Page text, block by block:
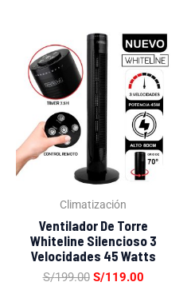
Climatización
Ventilador De Torre
Whiteline Silencioso 3
Velocidades 45 Watts
S/199.00
El
precio
original
era:
S/199.00.
S/119.00
El
precio
actual
es:
S/119.00.